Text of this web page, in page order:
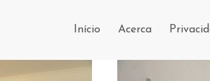
Início Acerca